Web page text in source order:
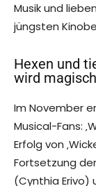
Musik und
jüngsten
Hexen und
wird magisch
Im November
Musical-Fans:
Erfolg von
Fortsetzung
(Cynthia Erivo)